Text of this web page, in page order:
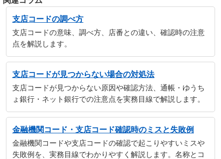
支店コードの調べ方
支店コードの意味、調べ方、店番との違い、確認時の注意
点を解説します。
支店コードが見つからない場合の対処法
支店コードが見つからない原因や確認方法、通帳・ゆうち
ょ銀行・ネット銀行での注意点を実務目線で解説します。
金融機関コード・支店コード確認時のミスと失敗例
金融機関コードや支店コードの確認で起こりやすいミスや
失敗例を、実務目線でわかりやすく解説します。名称とコ